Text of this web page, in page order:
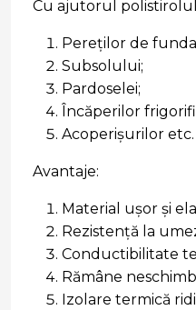
Cu ajutorul
Pereților de
Subsolului;
Pardoselei;
Încăperilor
Acoperișurilor etc.
Avantaje:
Material ușor și
Rezistență la
Conductibilitate
Rămâne
Izolare termică